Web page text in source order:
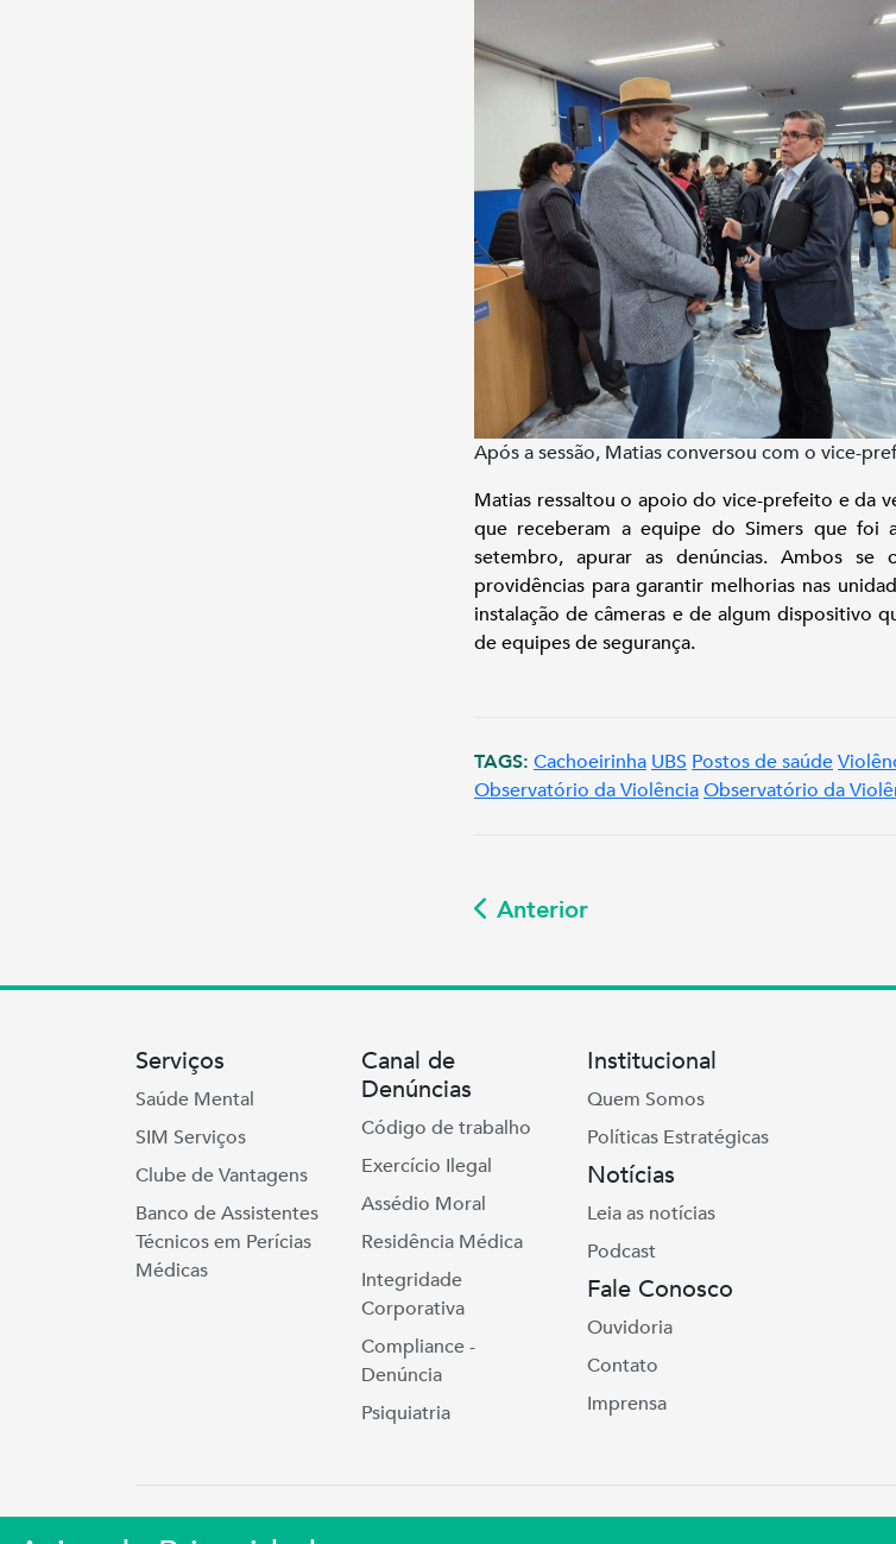
Após a sessão, Matias conversou com o vice-
Matias ressaltou o apoio do vice-prefeito e da
que receberam a equipe do Simers que foi
setembro, apurar as denúncias. Ambos se
providências para garantir melhorias nas
instalação de câmeras e de algum dispositivo
de equipes de segurança.
TAGS: Cachoeirinha UBS Postos de saúde
Observatório da ViolênciaObservatório da
Anterior
Serviços
Saúde Mental
SIM Serviços
Clube de Vantagens
Banco de Assistentes
Técnicos em Perícias
Médicas
Canal de
Denúncias
Código de trabalho
Exercício Ilegal
Assédio Moral
Residência Médica
Integridade
Corporativa
Compliance -
Denúncia
Psiquiatria
Institucional
Quem Somos
Políticas Estratégicas
Notícias
Leia as notícias
Podcast
Fale Conosco
Ouvidoria
Contato
Imprensa
Simers © 2023 | Rua Coronel Corte Real, 975 Petrópolis | Porto